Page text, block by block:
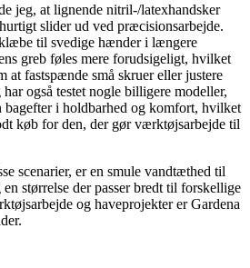
jeg, at lignende nitril-/latexhandsker
slider ud ved præcisionsarbejde.
til svedige hænder i længere
greb føles mere forudsigeligt, hvilket
at fastspænde små skruer eller justere
også testet nogle billigere modeller,
bagefter i holdbarhed og komfort, hvilket
køb for den, der gør værktøjsarbejde til
scenarier, er en smule vandtæthed til
størrelse der passer bredt til forskellige
og haveprojekter er Gardena